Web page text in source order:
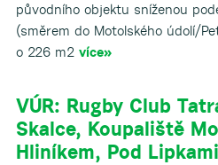
původního objektu sníženou
(směrem do Motolského údolí/
o 226 m2 více»
VÚR: Rugby Club
Skalce, Koupaliště
Hliníkem, Pod Lipkami